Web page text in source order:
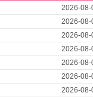
2026-08-
2026-08-
2026-08-
2026-08-
2026-08-
2026-08-
2026-08-